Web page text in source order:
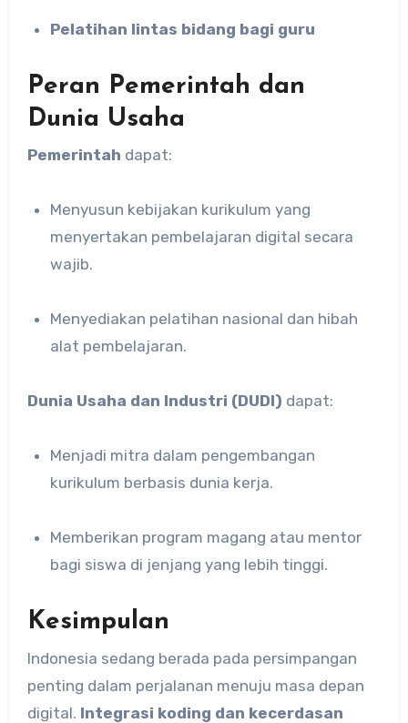
Pelatihan lintas bidang bagi guru
Peran Pemerintah dan
Dunia Usaha
Pemerintah dapat:
Menyusun kebijakan kurikulum yang
menyertakan pembelajaran digital secara
wajib.
Menyediakan pelatihan nasional dan hibah
alat pembelajaran.
Dunia Usaha dan Industri (DUDI) dapat:
Menjadi mitra dalam pengembangan
kurikulum berbasis dunia kerja.
Memberikan program magang atau mentor
bagi siswa di jenjang yang lebih tinggi.
Kesimpulan
Indonesia sedang berada pada persimpangan
penting dalam perjalanan menuju masa depan
digital. Integrasi koding dan kecerdasan